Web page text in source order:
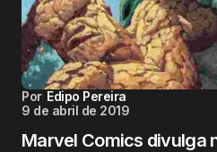
Por Edipo Pereira
9 de abril de 2019
Marvel Comics divulga